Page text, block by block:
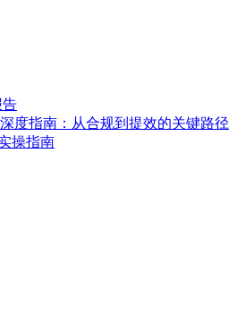
告
度指南：从合规到提效的关键路径
操指南